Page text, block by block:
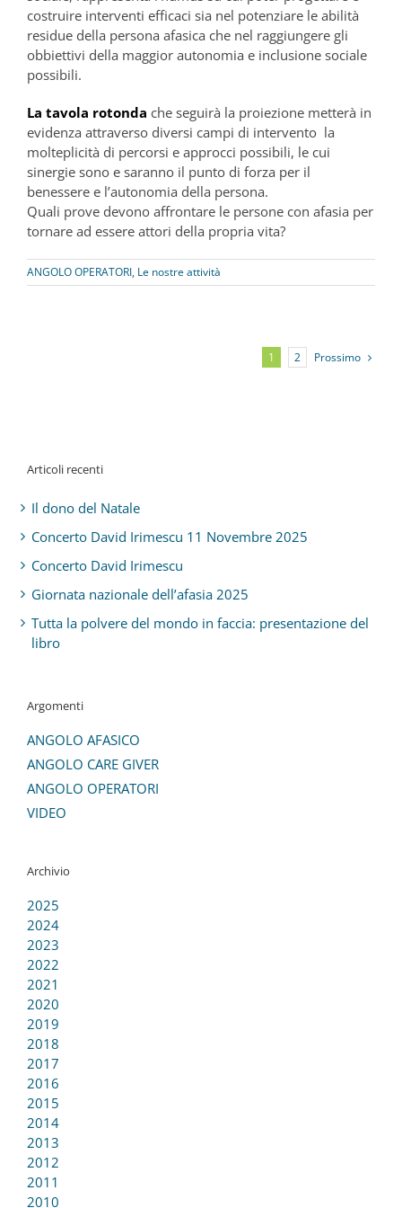
costruire interventi efficaci sia nel potenziare le abilità
residue della persona afasica che nel raggiungere gli
obbiettivi della maggior autonomia e inclusione sociale
possibili.
La tavola rotonda che seguirà la proiezione metterà in
evidenza attraverso diversi campi di intervento la
molteplicità di percorsi e approcci possibili, le cui
sinergie sono e saranno il punto di forza per il
benessere e l’autonomia della persona.
Quali prove devono affrontare le persone con afasia per
tornare ad essere attori della propria vita?
ANGOLO OPERATORI, Le nostre attività
1 2 Prossimo
Articoli recenti
Il dono del Natale
Concerto David Irimescu 11 Novembre 2025
Concerto David Irimescu
Giornata nazionale dell’afasia 2025
Tutta la polvere del mondo in faccia: presentazione del
libro
Argomenti
ANGOLO AFASICO
ANGOLO CARE GIVER
ANGOLO OPERATORI
VIDEO
Archivio
2025
2024
2023
2022
2021
2020
2019
2018
2017
2016
2015
2014
2013
2012
2011
2010